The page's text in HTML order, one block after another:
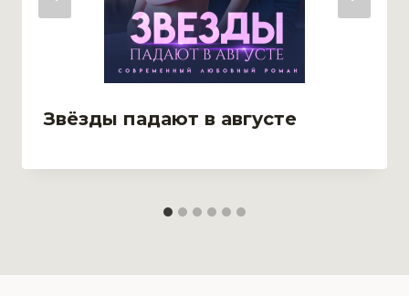
Звёзды падают в августе